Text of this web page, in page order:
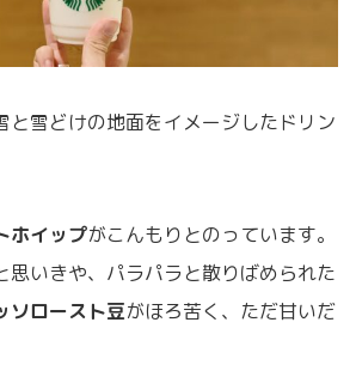
と雪どけの地面をイメージしたドリン
ホイップがこんもりとのっています。
思いきや、パラパラと散りばめられた
ソロースト豆がほろ苦く、ただ甘いだ